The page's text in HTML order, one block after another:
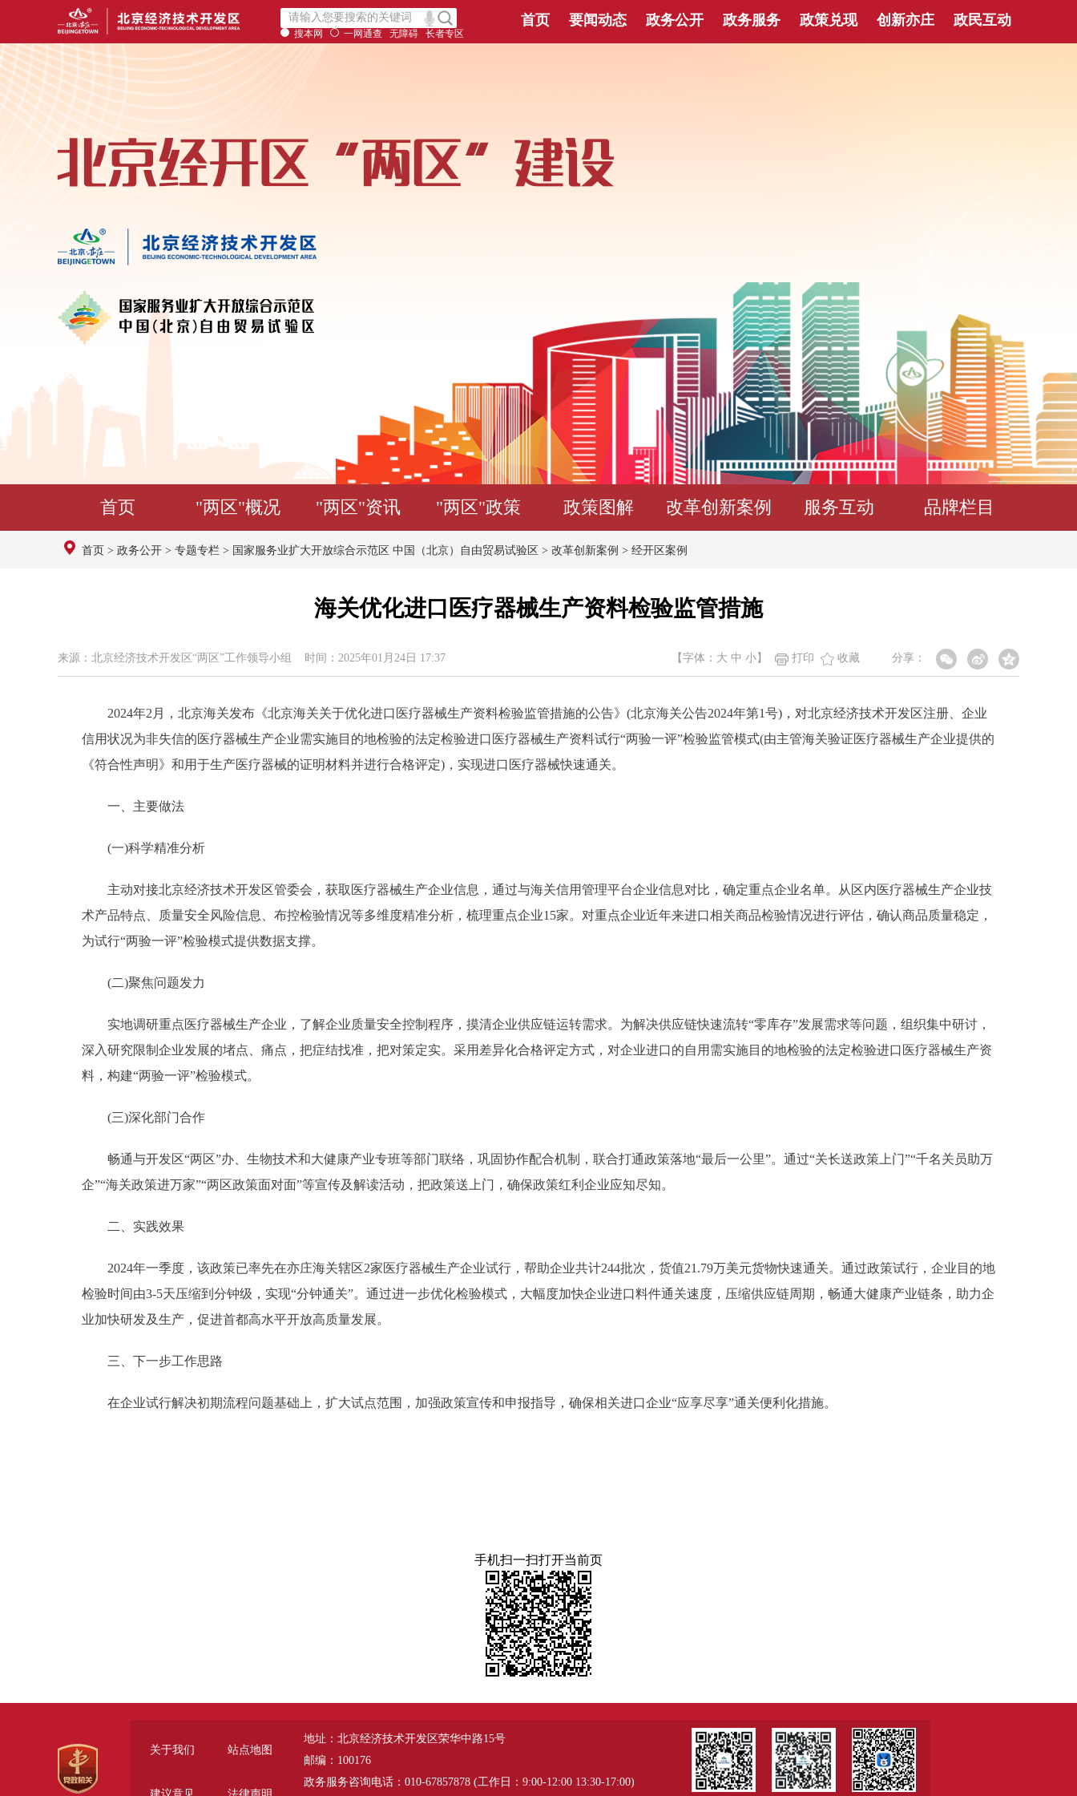
搜本网 一网通查 无障碍 长者专区
首页 要闻动态 政务公开 政务服务 政策兑现 创新亦庄 政民互动
首页 "两区"概况 "两区"资讯 "两区"政策 政策图解 改革创新案例 服务互动 品牌栏目
首页 > 政务公开 > 专题专栏 > 国家服务业扩大开放综合示范区 中国（北京）自由贸易试验区 > 改革创新案例 > 经开区案例
海关优化进口医疗器械生产资料检验监管措施
来源：北京经济技术开发区“两区”工作领导小组 时间：2025年01月24日 17:37 分享：
【字体： 大 中 小 】 打印 收藏
2024年2月，北京海关发布《北京海关关于优化进口医疗器械生产资料检验监管措施的公告》(北京海关公告2024年第1号)，对北京经济技术开发区注册、企业
信用状况为非失信的医疗器械生产企业需实施目的地检验的法定检验进口医疗器械生产资料试行“两验一评”检验监管模式(由主管海关验证医疗器械生产企业提供的
《符合性声明》和用于生产医疗器械的证明材料并进行合格评定)，实现进口医疗器械快速通关。
一、主要做法
(一)科学精准分析
主动对接北京经济技术开发区管委会，获取医疗器械生产企业信息，通过与海关信用管理平台企业信息对比，确定重点企业名单。从区内医疗器械生产企业技
术产品特点、质量安全风险信息、布控检验情况等多维度精准分析，梳理重点企业15家。对重点企业近年来进口相关商品检验情况进行评估，确认商品质量稳定，
为试行“两验一评”检验模式提供数据支撑。
(二)聚焦问题发力
实地调研重点医疗器械生产企业，了解企业质量安全控制程序，摸清企业供应链运转需求。为解决供应链快速流转“零库存”发展需求等问题，组织集中研讨，
深入研究限制企业发展的堵点、痛点，把症结找准，把对策定实。采用差异化合格评定方式，对企业进口的自用需实施目的地检验的法定检验进口医疗器械生产资
料，构建“两验一评”检验模式。
(三)深化部门合作
畅通与开发区“两区”办、生物技术和大健康产业专班等部门联络，巩固协作配合机制，联合打通政策落地“最后一公里”。通过“关长送政策上门”“千名关员助万
企”“海关政策进万家”“两区政策面对面”等宣传及解读活动，把政策送上门，确保政策红利企业应知尽知。
二、实践效果
2024年一季度，该政策已率先在亦庄海关辖区2家医疗器械生产企业试行，帮助企业共计244批次，货值21.79万美元货物快速通关。通过政策试行，企业目的地
检验时间由3-5天压缩到分钟级，实现“分钟通关”。通过进一步优化检验模式，大幅度加快企业进口料件通关速度，压缩供应链周期，畅通大健康产业链条，助力企
业加快研发及生产，促进首都高水平开放高质量发展。
三、下一步工作思路
在企业试行解决初期流程问题基础上，扩大试点范围，加强政策宣传和申报指导，确保相关进口企业“应享尽享”通关便利化措施。
手机扫一扫打开当前页
关于我们 站点地图
地址：北京经济技术开发区荣华中路15号
邮编：100176
政务服务咨询电话：010-67857878 (工作日：9:00-12:00 13:30-17:00)